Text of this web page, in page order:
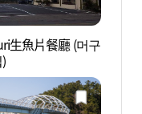
生魚片餐廳 (머구